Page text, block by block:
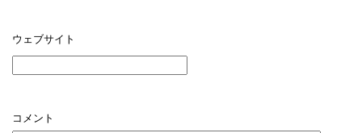
ウェブサイト
コメント